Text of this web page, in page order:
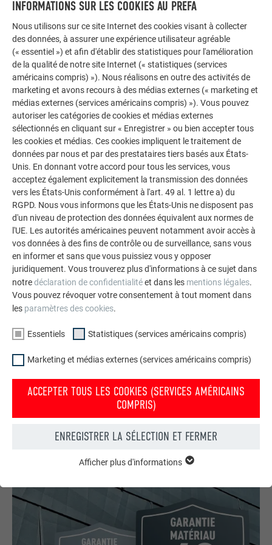
La galerie de références PREFA démontre la
polyvalence de l’aluminium. Découvrez d’autres projets
impressionnants avec les solutions en aluminium
durables de PREFA pour toitures, systèmes solaires et
façades.
VOIR DAVANTAGE DE RÉFÉRENCES
Votre maison au look PREFA
Nous vous présentons un montage photo de l’aspect
qu’aurait votre maison avec une toiture ou une façade
DEMANDER UN MONTAGE PHOTO MAINTENANT
INFORMATIONS SUR LES COOKIES AU PREFA
Nous utilisons sur ce site Internet des cookies visant à collecter
des données, à assurer une expérience utilisateur agréable
(« essentiel ») et afin d'établir des statistiques pour l'amélioration
de la qualité de notre site Internet (« statistiques (services
américains compris) »). Nous réalisons en outre des activités de
marketing et avons recours à des médias externes (« marketing et
médias externes (services américains compris) »). Vous pouvez
autoriser les catégories de cookies et médias externes
sélectionnés en cliquant sur « Enregistrer » ou bien accepter tous
les cookies et médias. Ces cookies impliquent le traitement de
données par nous et par des prestataires tiers basés aux États-
Unis. En donnant votre accord pour tous les services, vous
acceptez également explicitement la transmission des données
vers les États-Unis conformément à l'art. 49 al. 1 lettre a) du
RGPD. Nous vous informons que les États-Unis ne disposent pas
d'un niveau de protection des données équivalent aux normes de
l'UE. Les autorités américaines peuvent notamment avoir accès à
vos données à des fins de contrôle ou de surveillance, sans vous
en informer et sans que vous puissiez vous y opposer
juridiquement. Vous trouverez plus d'informations à ce sujet dans
notredéclaration de confidentialitéet dans les mentions légales.
Vous pouvez révoquer votre consentement à tout moment dans
les paramètres des cookies.
Essentiels Statistiques (services américains compris)
Marketing et médias externes (services américains compris)
ACCEPTER TOUS LES COOKIES (SERVICES AMÉRICAINS
COMPRIS)
ENREGISTRER LA SÉLECTION ET FERMER
fonctions de base du site Internet. Ils garantissent que le site
Internet fonctionne correctement.
NOM PHPSESSID
Afficher les informations relatives aux cookies
Afficher plus d'informations